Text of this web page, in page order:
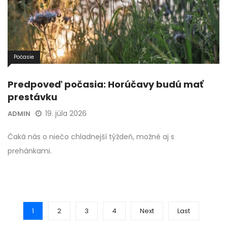
Počasie
Predpoveď počasia: Horúčavy budú mať
prestávku
ADMIN 19. júla 2026
Čaká nás o niečo chladnejší týždeň, možné aj s
prehánkami.
1 2 3 4 Next Last